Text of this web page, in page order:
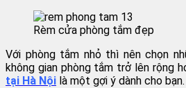
Rèm cửa phòng tắm đẹp
Với phòng tắm nhỏ thì nên chọn
không gian phòng tắm trở lên rộng
tại Hà Nội là một gợi ý dành cho bạn.